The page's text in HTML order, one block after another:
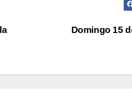
Domingo 15